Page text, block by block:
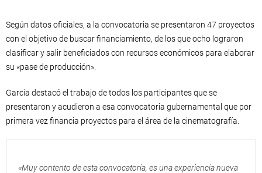
Según datos oficiales, a la convocatoria se presentaron 47 proyectos
con el objetivo de buscar financiamiento, de los que ocho lograron
clasificar y salir beneficiados con recursos económicos para elaborar
su «pase de producción».
García destacó el trabajo de todos los participantes que se
presentaron y acudieron a esa convocatoria gubernamental que por
primera vez financia proyectos para el área de la cinematografía.
«Muy contento de esta convocatoria, es una experiencia nueva